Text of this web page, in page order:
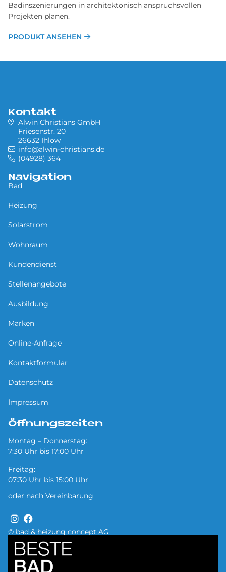
Badinszenierungen in architektonisch anspruchsvollen
Projekten planen.
PRODUKT ANSEHEN
© bad & heizung concept AG
Kontakt
Alwin Christians GmbH
Friesenstr. 20
26632 Ihlow
info@alwin-christians.de
(04928) 364
Navigation
Bad
Heizung
Solarstrom
Wohnraum
Kundendienst
Stellenangebote
Ausbildung
Marken
Online-Anfrage
Kontaktformular
Datenschutz
Impressum
Öffnungszeiten
Montag – Donnerstag:
7:30 Uhr bis 17:00 Uhr
Freitag:
07:30 Uhr bis 15:00 Uhr
oder nach Vereinbarung